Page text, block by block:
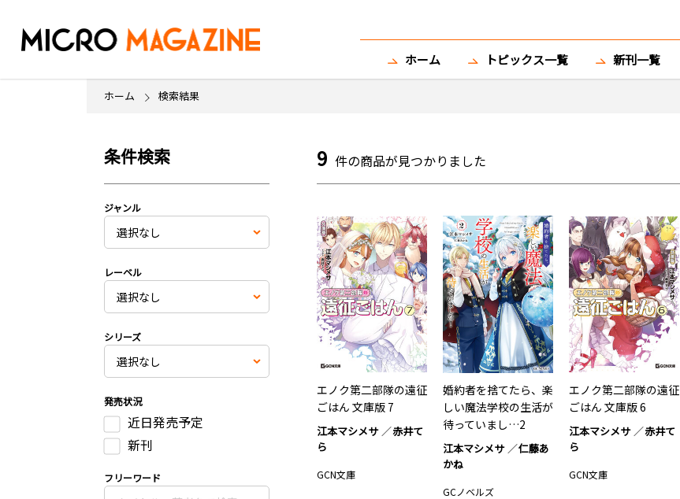
ホーム トピックス一覧 新刊一覧
ホーム 検索結果
条件検索
ジャンル
レーベル
シリーズ
発売状況
近日発売予定
新刊
フリーワード
9 件の商品が見つかりました
エノク第二部隊の遠征
ごはん 文庫版 7
江本マシメサ
赤井て
ら
GCN文庫
婚約者を捨てたら、楽
しい魔法学校の生活が
待っていまし…2
江本マシメサ
仁藤あ
かね
GCノベルズ
エノク第二部隊の遠征
ごはん 文庫版 6
江本マシメサ
赤井て
ら
GCN文庫